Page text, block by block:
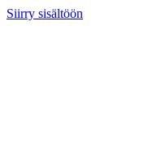
Siirry sisältöön